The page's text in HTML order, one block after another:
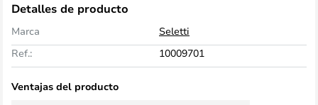
Detalles de producto
Marca
Seletti
Ref.:
10009701
Ventajas del producto